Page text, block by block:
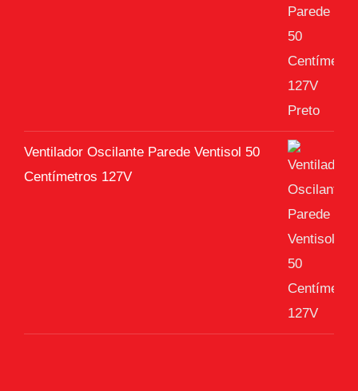
Ventilador Oscilante Parede Ventisol 50
Centímetros 127V